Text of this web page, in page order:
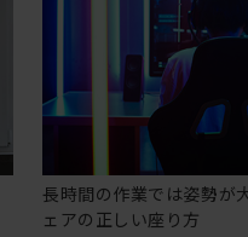
長時間の作業では姿勢が
ェアの正しい座り方